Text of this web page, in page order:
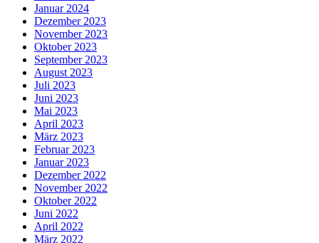
Januar 2024
Dezember 2023
November 2023
Oktober 2023
September 2023
August 2023
Juli 2023
Juni 2023
Mai 2023
April 2023
März 2023
Februar 2023
Januar 2023
Dezember 2022
November 2022
Oktober 2022
Juni 2022
April 2022
März 2022